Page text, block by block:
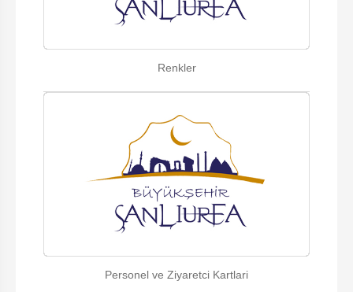
Renkler
Personel ve Ziyaretci Kartlari